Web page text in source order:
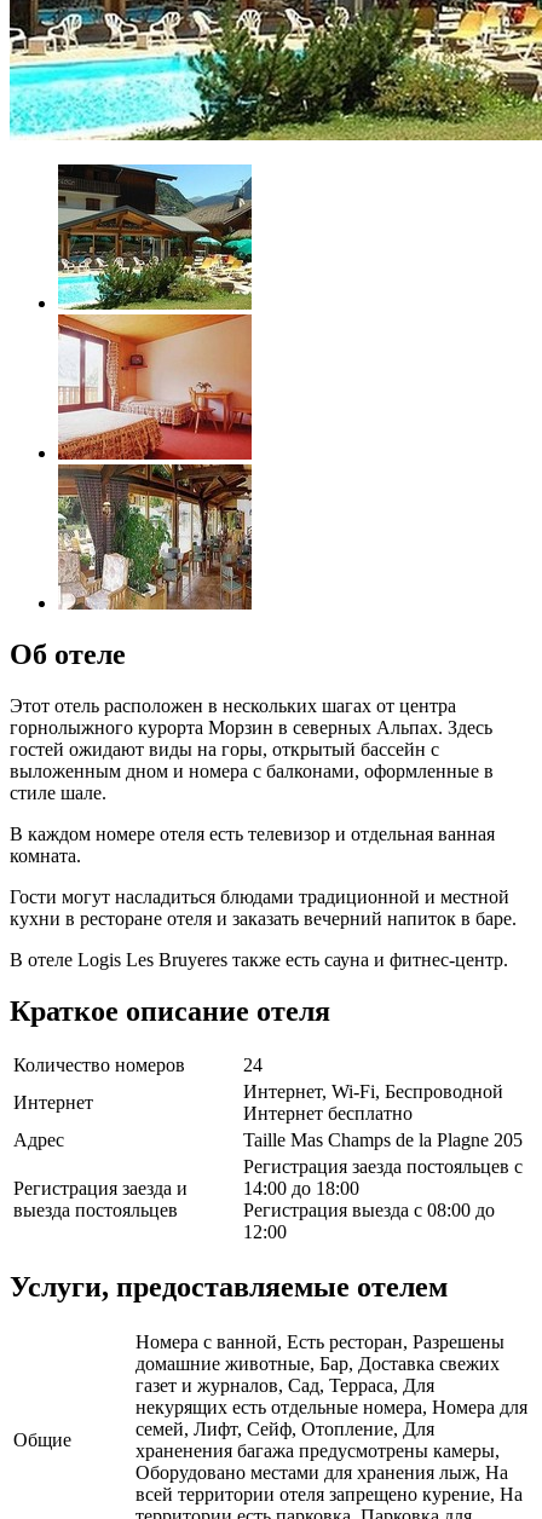
Об отеле
Этот отель расположен в нескольких шагах от центра
горнолыжного курорта Морзин в северных Альпах. Здесь
гостей ожидают виды на горы, открытый бассейн с
выложенным дном и номера с балконами, оформленные в
стиле шале.
В каждом номере отеля есть телевизор и отдельная ванная
комната.
Гости могут насладиться блюдами традиционной и местной
кухни в ресторане отеля и заказать вечерний напиток в баре.
В отеле Logis Les Bruyeres также есть сауна и фитнес-центр.
Краткое описание отеля
Количество номеров
24
Интернет
Интернет, Wi-Fi, Беспроводной
Интернет бесплатно
Адрес
Taille Mas Champs de la Plagne 205
Регистрация заезда и
выезда постояльцев
Регистрация заезда постояльцев с
14:00 до 18:00
Регистрация выезда с 08:00 до
12:00
Услуги, предоставляемые отелем
Общие
Номера с ванной, Есть ресторан, Разрешены
домашние животные, Бар, Доставка свежих
газет и журналов, Сад, Терраса, Для
некурящих есть отдельные номера, Номера для
семей, Лифт, Сейф, Отопление, Для
храненения багажа предусмотрены камеры,
Оборудовано местами для хранения лыж, На
всей территории отеля запрещено курение, На